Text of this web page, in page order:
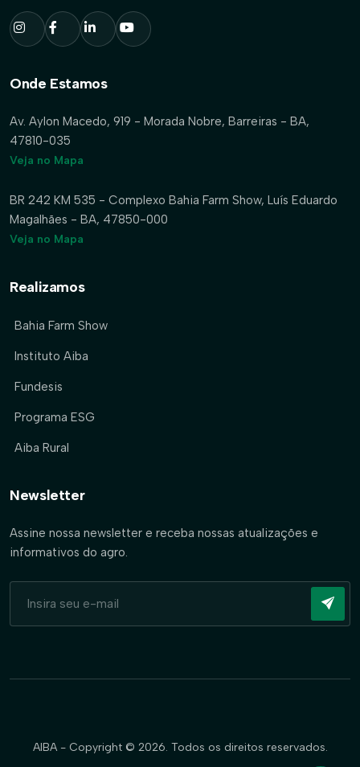
Onde Estamos
Av. Aylon Macedo, 919 - Morada Nobre, Barreiras - BA,
47810-035
Veja no Mapa
BR 242 KM 535 - Complexo Bahia Farm Show, Luís Eduardo
Magalhães - BA, 47850-000
Veja no Mapa
Realizamos
Bahia Farm Show
Instituto Aiba
Fundesis
Programa ESG
Aiba Rural
Newsletter
Assine nossa newsletter e receba nossas atualizações e
informativos do agro.
AIBA - Copyright © 2026. Todos os direitos reservados.